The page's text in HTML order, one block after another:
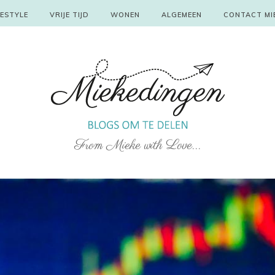
VRIJE TIJD WONEN ALGEMEEN CONTACT
From Mieke with Love...